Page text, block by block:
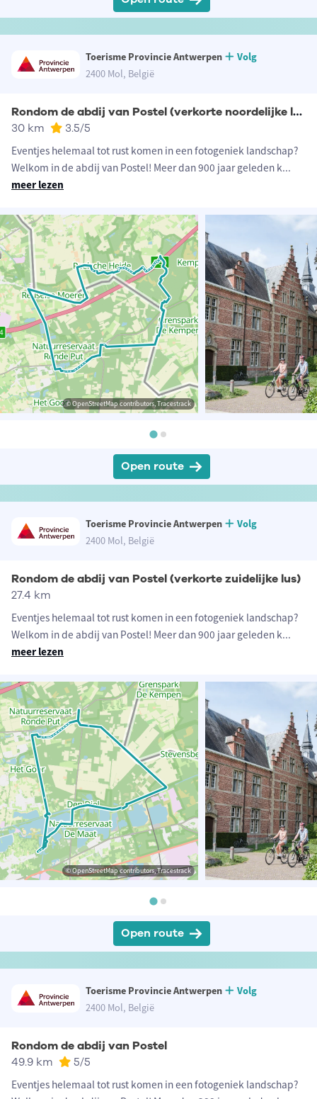
Toerisme Provincie Antwerpen
Volg
2400 Mol, België
Rondom de abdij van Postel (verkorte noordelijke lus)
30 km 3.5/5
Eventjes helemaal tot rust komen in een fotogeniek landschap?
Welkom in de abdij van Postel! Meer dan 900 jaar geleden k...
meer lezen
© OpenStreetMap contributors, Tracestrack
Open route
Toerisme Provincie Antwerpen
Volg
2400 Mol, België
Rondom de abdij van Postel (verkorte zuidelijke lus)
27.4 km
Eventjes helemaal tot rust komen in een fotogeniek landschap?
Welkom in de abdij van Postel! Meer dan 900 jaar geleden k...
meer lezen
© OpenStreetMap contributors, Tracestrack
Open route
Toerisme Provincie Antwerpen
Volg
2400 Mol, België
Rondom de abdij van Postel
49.9 km 5/5
Eventjes helemaal tot rust komen in een fotogeniek landschap?